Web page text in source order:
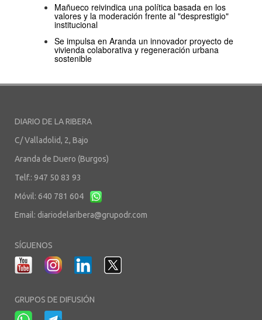
Mañueco reivindica una política basada en los
valores y la moderación frente al "desprestigio"
institucional
Se impulsa en Aranda un innovador proyecto de
vivienda colaborativa y regeneración urbana
sostenible
DIARIO DE LA RIBERA
C/ Valladolid, 2, Bajo
Aranda de Duero (Burgos)
Telf.: 947 50 83 93
Móvil: 640 781 604
Email: diariodelaribera@grupodr.com
SÍGUENOS
GRUPOS DE DIFUSIÓN